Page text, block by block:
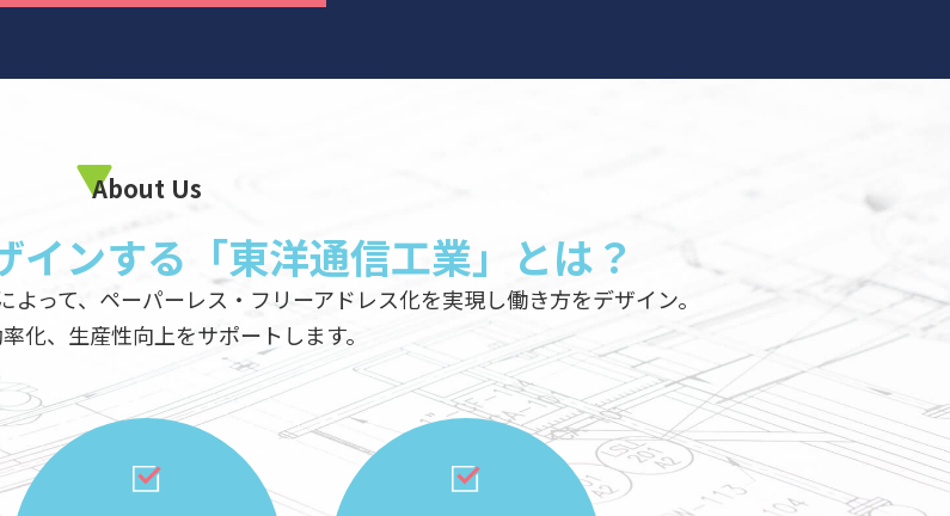
About Us
インする「東洋通信工業」とは？
ペーパーレス・フリーアドレス化を実現し働き方をデザイン。
産性向上をサポートします。